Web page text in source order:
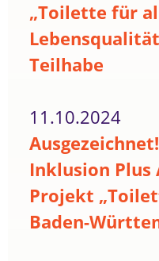
„Toilette für
Teilhabe
11.10.2024
Ausgezeichnet!
Inklusion Plus
Projekt
Baden-